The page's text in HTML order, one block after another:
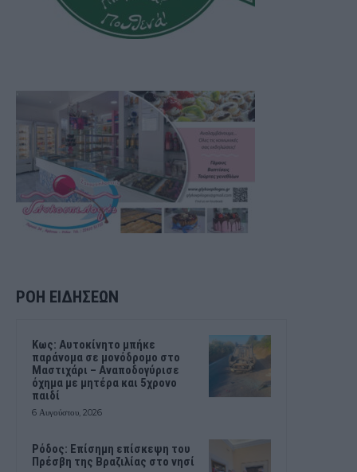
ΡΟΗ ΕΙΔΗΣΕΩΝ
Kως: Αυτοκίνητο μπήκε
παράνομα σε μονόδρομο στο
Μαστιχάρι – Αναποδογύρισε
όχημα με μητέρα και 5χρονο
παιδί
6 Αυγούστου, 2026
Ρόδος: Επίσημη επίσκεψη του
Πρέσβη της Βραζιλίας στο νησί